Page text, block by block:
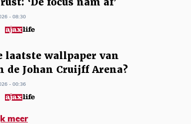
- 08:30
laatste wallpaper van
de Johan Cruijff Arena?
- 00:36
meer